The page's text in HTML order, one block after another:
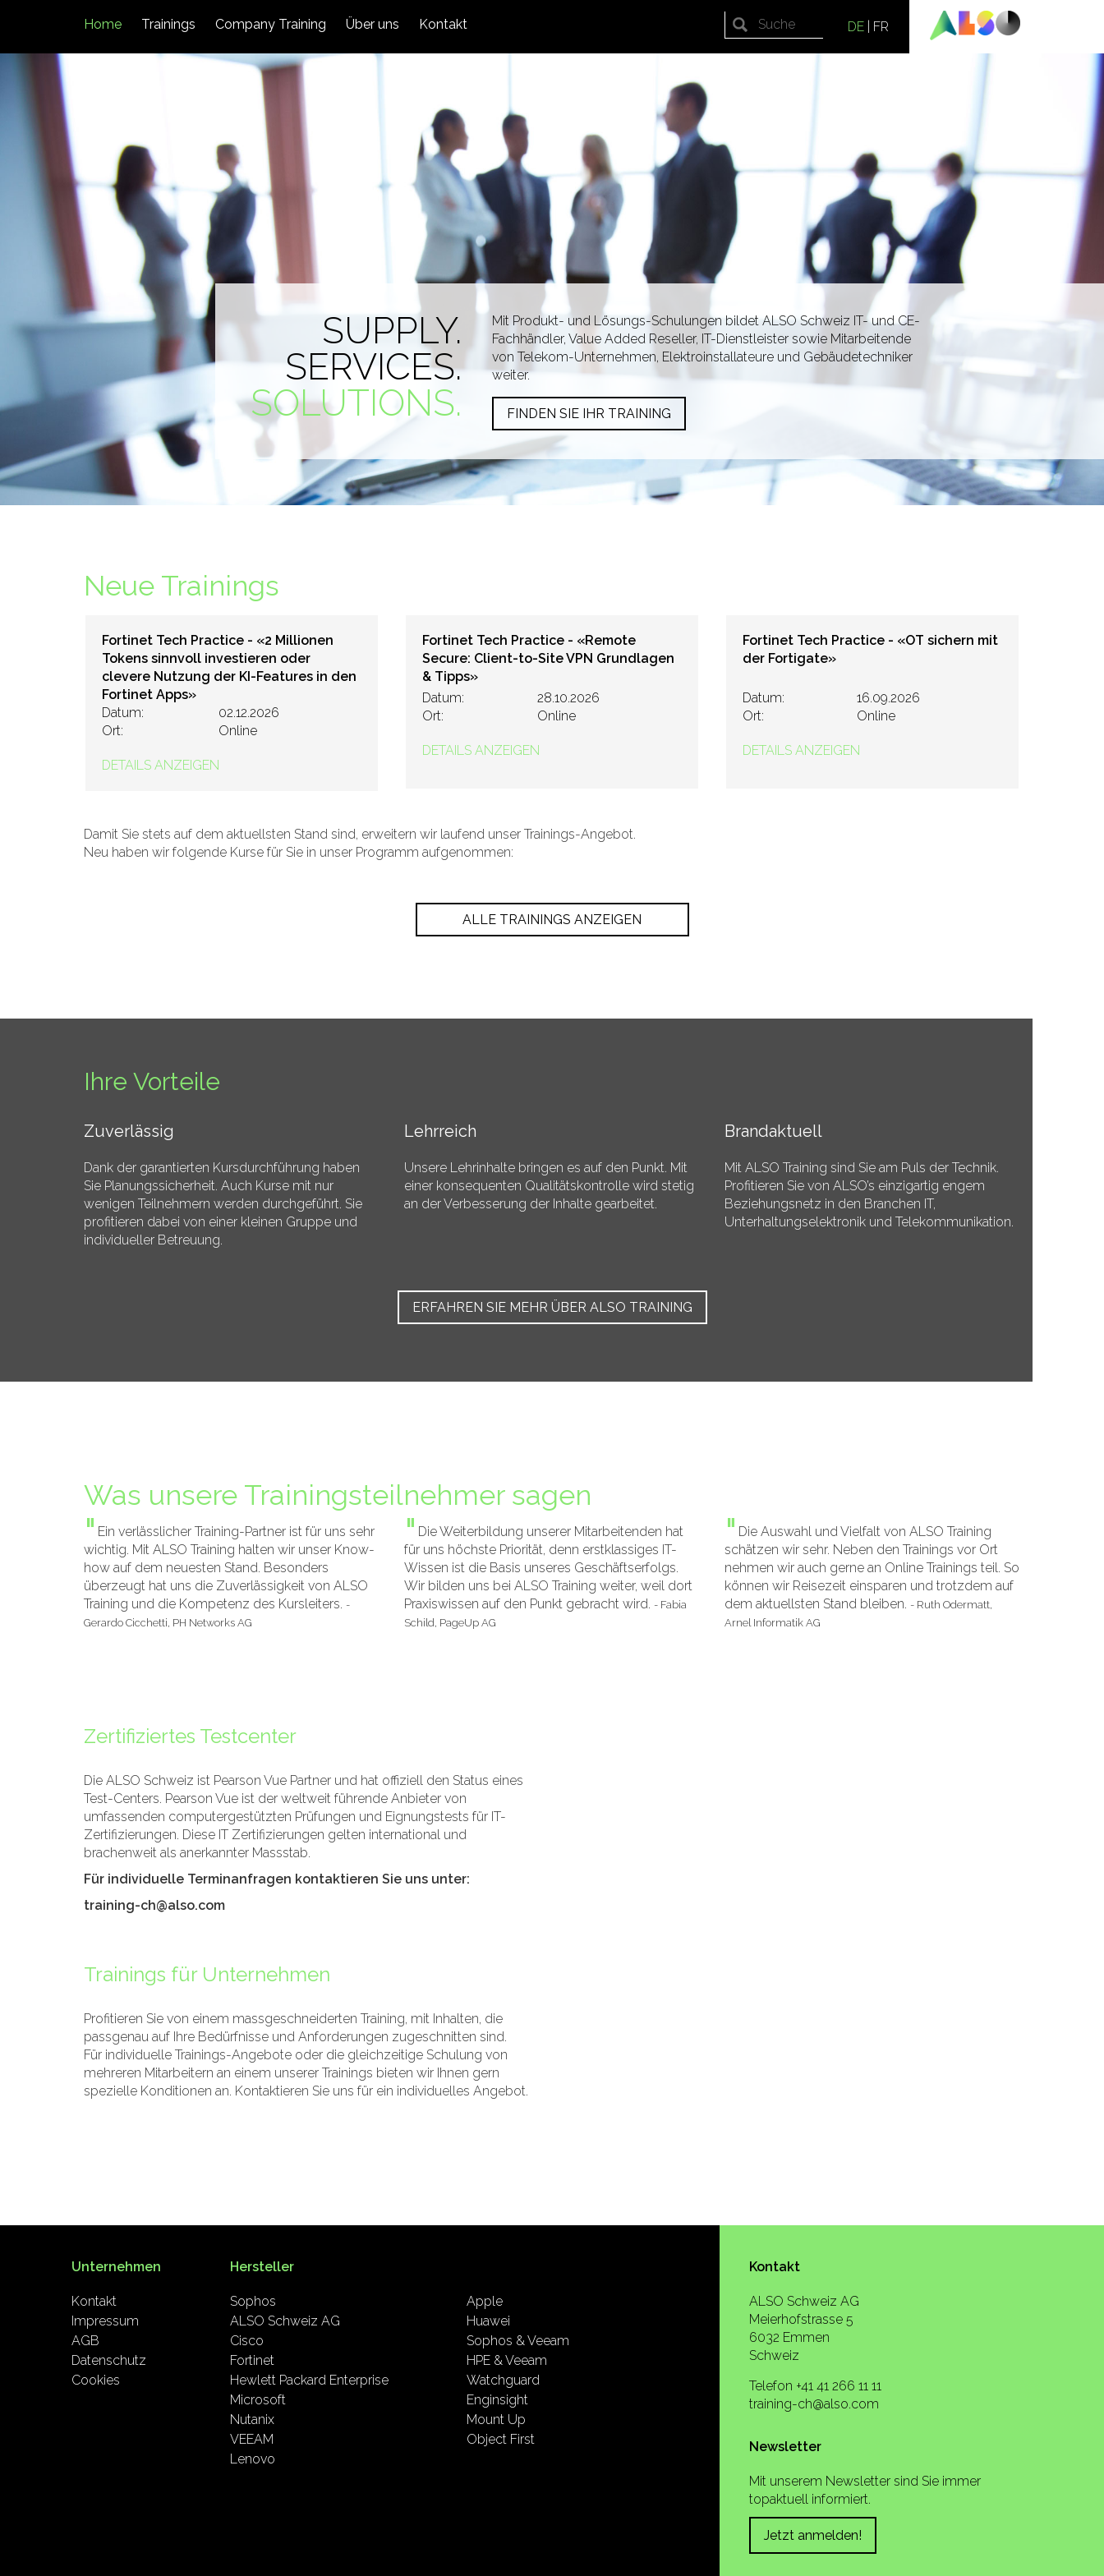
DE FR
Home Trainings Company Training Über uns Kontakt
SUPPLY.
SERVICES.
SOLUTIONS.
Mit Produkt- und Lösungs-Schulungen bildet ALSO Schweiz IT- und CE-
Fachhändler, Value Added Reseller, IT-Dienstleister sowie Mitarbeitende
von Telekom-Unternehmen, Elektroinstallateure und Gebäudetechniker
weiter.
FINDEN SIE IHR TRAINING
Neue Trainings
Fortinet Tech Practice - «2 Millionen
Tokens sinnvoll investieren oder
clevere Nutzung der KI-Features in den
Fortinet Apps»
Datum:
02.12.2026
Ort:
Online
DETAILS ANZEIGEN
Fortinet Tech Practice - «Remote
Secure: Client-to-Site VPN Grundlagen
& Tipps»
Datum:
28.10.2026
Ort:
Online
DETAILS ANZEIGEN
Fortinet Tech Practice - «OT sichern mit
der Fortigate»
Datum:
16.09.2026
Ort:
Online
DETAILS ANZEIGEN
Damit Sie stets auf dem aktuellsten Stand sind, erweitern wir laufend unser Trainings-Angebot.
Neu haben wir folgende Kurse für Sie in unser Programm aufgenommen:
ALLE TRAININGS ANZEIGEN
Ihre Vorteile
Zuverlässig
Dank der garantierten Kursdurchführung haben
Sie Planungssicherheit. Auch Kurse mit nur
wenigen Teilnehmern werden durchgeführt. Sie
profitieren dabei von einer kleinen Gruppe und
individueller Betreuung.
Lehrreich
Unsere Lehrinhalte bringen es auf den Punkt. Mit
einer konsequenten Qualitätskontrolle wird stetig
an der Verbesserung der Inhalte gearbeitet.
Brandaktuell
Mit ALSO Training sind Sie am Puls der Technik.
Profitieren Sie von ALSO’s einzigartig engem
Beziehungsnetz in den Branchen IT,
Unterhaltungselektronik und Telekommunikation.
ERFAHREN SIE MEHR ÜBER ALSO TRAINING
Was unsere Trainingsteilnehmer sagen
"Ein verlässlicher Training-Partner ist für uns sehr
wichtig. Mit ALSO Training halten wir unser Know-
how auf dem neuesten Stand. Besonders
überzeugt hat uns die Zuverlässigkeit von ALSO
Training und die Kompetenz des Kursleiters. -
Gerardo Cicchetti, PH Networks AG
"Die Weiterbildung unserer Mitarbeitenden hat
für uns höchste Priorität, denn erstklassiges IT-
Wissen ist die Basis unseres Geschäftserfolgs.
Wir bilden uns bei ALSO Training weiter, weil dort
Praxiswissen auf den Punkt gebracht wird. - Fabia
Schild, PageUp AG
"Die Auswahl und Vielfalt von ALSO Training
schätzen wir sehr. Neben den Trainings vor Ort
nehmen wir auch gerne an Online Trainings teil. So
können wir Reisezeit einsparen und trotzdem auf
dem aktuellsten Stand bleiben. - Ruth Odermatt,
Arnel Informatik AG
Zertifiziertes Testcenter
Die ALSO Schweiz ist Pearson Vue Partner und hat offiziell den Status eines
Test-Centers. Pearson Vue ist der weltweit führende Anbieter von
umfassenden computergestützten Prüfungen und Eignungstests für IT-
Zertifizierungen. Diese IT Zertifizierungen gelten international und
brachenweit als anerkannter Massstab.
Für individuelle Terminanfragen kontaktieren Sie uns unter:
training-ch@also.com
Trainings für Unternehmen
Profitieren Sie von einem massgeschneiderten Training, mit Inhalten, die
passgenau auf Ihre Bedürfnisse und Anforderungen zugeschnitten sind.
Für individuelle Trainings-Angebote oder die gleichzeitige Schulung von
mehreren Mitarbeitern an einem unserer Trainings bieten wir Ihnen gern
spezielle Konditionen an. Kontaktieren Sie uns für ein individuelles Angebot.
Kontakt
ALSO Schweiz AG
Meierhofstrasse 5
6032 Emmen
Schweiz
Telefon +41 41 266 11 11
training-ch@also.com
Newsletter
Mit unserem Newsletter sind Sie immer
topaktuell informiert.
Jetzt anmelden!
Unternehmen
Kontakt
Impressum
AGB
Datenschutz
Cookies
Hersteller
Sophos
ALSO Schweiz AG
Cisco
Fortinet
Hewlett Packard Enterprise
Microsoft
Nutanix
VEEAM
Lenovo
Apple
Huawei
Sophos & Veeam
HPE & Veeam
Watchguard
Enginsight
Mount Up
Object First